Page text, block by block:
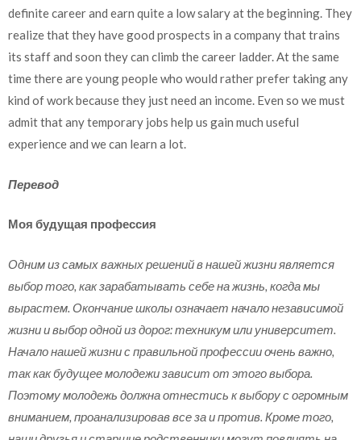
definite career and earn quite a low salary at the beginning. They
realize that they have good prospects in a company that trains
its staff and soon they can climb the career ladder. At the same
time there are young people who would rather prefer taking any
kind of work because they just need an income. Even so we must
admit that any temporary jobs help us gain much useful
experience and we can learn a lot.
Перевод
Моя будущая профессия
Одним из самых важных решений в нашей жизни является
выбор того, как зарабатывать себе на жизнь, когда мы
вырастем. Окончание школы означает начало независимой
жизни и выбор одной из дорог: техникум или университет.
Начало нашей жизни с правильной профессии очень важно,
так как будущее молодежи зависит от этого выбора.
Поэтому молодежь должна отнестись к выбору с огромным
вниманием, проанализировав все за и против. Кроме того,